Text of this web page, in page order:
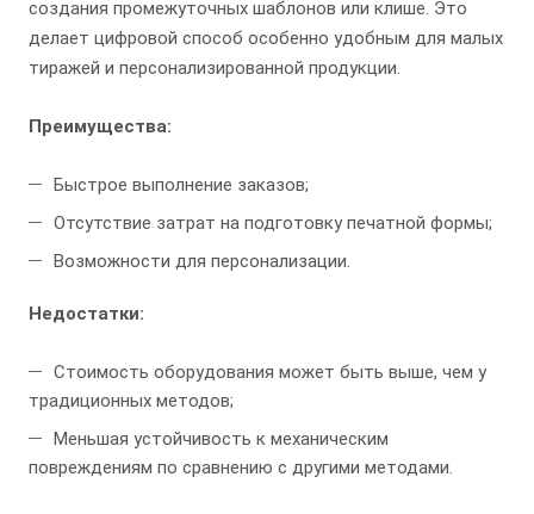
создания промежуточных шаблонов или клише. Это
делает цифровой способ особенно удобным для малых
тиражей и персонализированной продукции.
Преимущества:
Быстрое выполнение заказов;
Отсутствие затрат на подготовку печатной формы;
Возможности для персонализации.
Недостатки:
Стоимость оборудования может быть выше, чем у
традиционных методов;
Меньшая устойчивость к механическим
повреждениям по сравнению с другими методами.